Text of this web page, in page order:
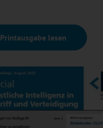
Printausgabe lesen